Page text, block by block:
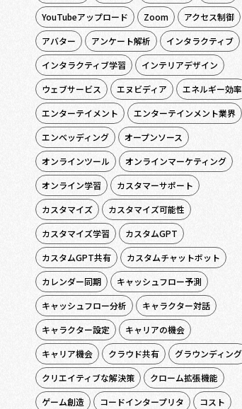
YouTubeアップロード
Zoom
アクセス制御
アバター
アンケート解析
インタラクティブ
インタラクティブ学習
インテリアデザイン
ウェブサービス
エヌビディア
エネルギー効率
エンターテイメント
エンターテインメント業界
エンベッディング
オープンソース
オンラインツール
オンラインマーケティング
オンライン学習
カスタマーサポート
カスタマイズ
カスタマイズ可能性
カスタマイズ学習
カスタムGPT
カスタムGPT共有
カスタムチャットボット
カレンダー同期
キャッシュフロー予測
キャッシュフロー分析
キャラクター対話
キャラクター設定
キャリアの機会
キャリア機会
クラウド共有
グラウンディング
クリエイティブな解決策
クローム拡張機能
ゲーム創造
コードインタープリタ
コスト